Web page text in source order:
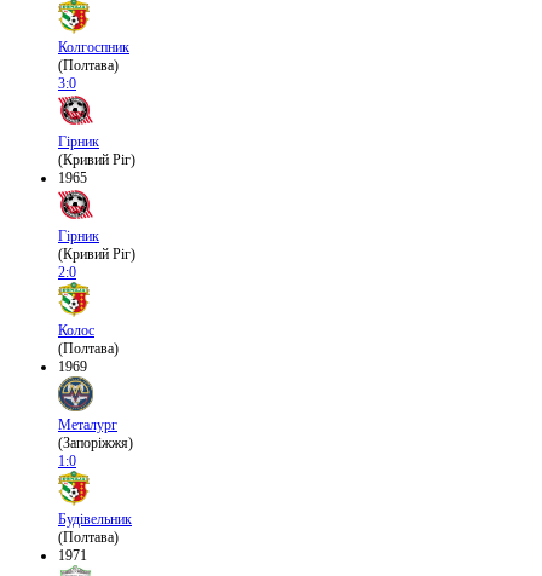
Колгоспник
(Полтава)
3:0
Гірник
(Кривий Ріг)
1965
Гірник
(Кривий Ріг)
2:0
Колос
(Полтава)
1969
Металург
(Запоріжжя)
1:0
Будівельник
(Полтава)
1971